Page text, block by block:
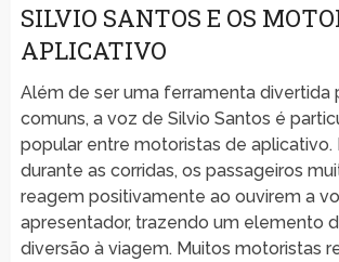
SILVIO SANTOS E OS
APLICATIVO
Além de ser uma ferramenta divertida
comuns, a voz de Silvio Santos é
popular entre motoristas de aplicativo.
durante as corridas, os passageiros
reagem positivamente ao ouvirem a
apresentador, trazendo um elemento
diversão à viagem. Muitos motoristas